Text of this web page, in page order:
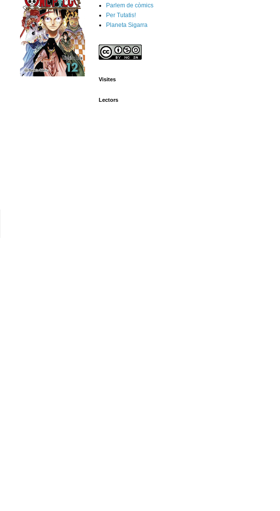
Parlem de còmics
Per Tutatis!
Planeta Sigarra
Visites
Lectors